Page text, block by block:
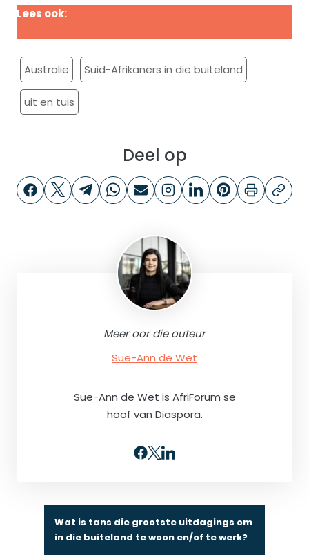
Lees ook:
Australië Suid-Afrikaners in die buiteland
uit en tuis
Deel op
Meer oor die outeur
Sue-Ann de Wet
Sue-Ann de Wet is AfriForum se
hoof van Diaspora.
Wat is tans die grootste uitdagings om
in die buiteland te woon en/of te werk?